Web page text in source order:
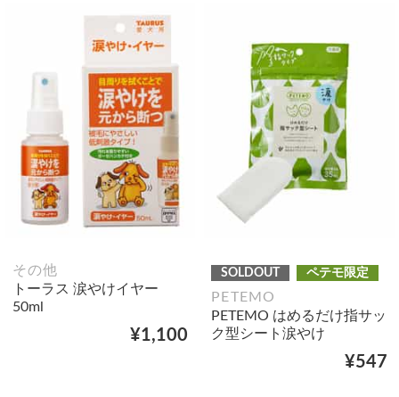
その他
トーラス 涙やけイヤー
50ml
¥1,100
SOLDOUT ペテモ限定
PETEMO
PETEMO はめるだけ指サッ
ク型シート涙やけ
¥547